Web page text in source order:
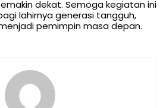
dekat. Semoga kegiatan ini
lahirnya generasi tangguh,
pemimpin masa depan.